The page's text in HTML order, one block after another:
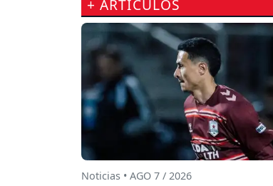
+ ARTÍCULOS
Noticias • AGO 7 / 2026